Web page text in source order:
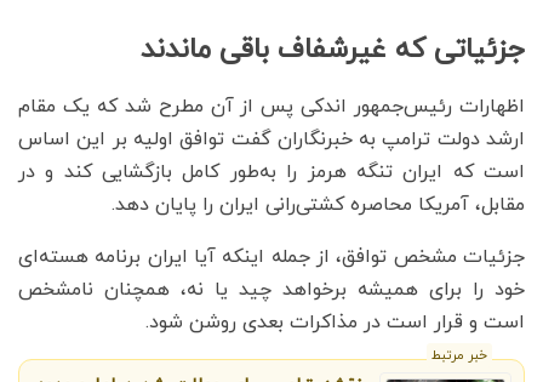
جزئیاتی که غیرشفاف باقی ماندند
اظهارات رئیس‌جمهور اندکی پس از آن مطرح شد که یک مقام
ارشد دولت ترامپ به خبرنگاران گفت توافق اولیه بر این اساس
است که ایران تنگه هرمز را به‌طور کامل بازگشایی کند و در
مقابل، آمریکا محاصره کشتی‌رانی ایران را پایان دهد.
جزئیات مشخص توافق، از جمله اینکه آیا ایران برنامه هسته‌ای
خود را برای همیشه برخواهد چید یا نه، همچنان نامشخص
است و قرار است در مذاکرات بعدی روشن شود.
خبر مرتبط